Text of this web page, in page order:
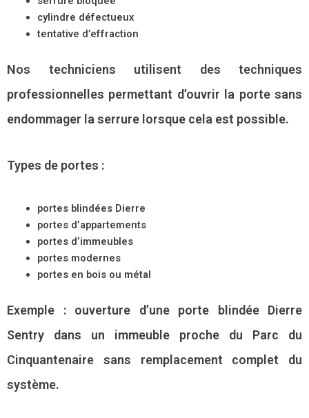
cylindre défectueux
tentative d’effraction
Nos techniciens utilisent des techniques
professionnelles permettant d’ouvrir la porte sans
endommager la serrure lorsque cela est possible.
Types de portes :
portes blindées Dierre
portes d’appartements
portes d’immeubles
portes modernes
portes en bois ou métal
Exemple : ouverture d’une porte blindée Dierre
Sentry dans un immeuble proche du Parc du
Cinquantenaire sans remplacement complet du
système.